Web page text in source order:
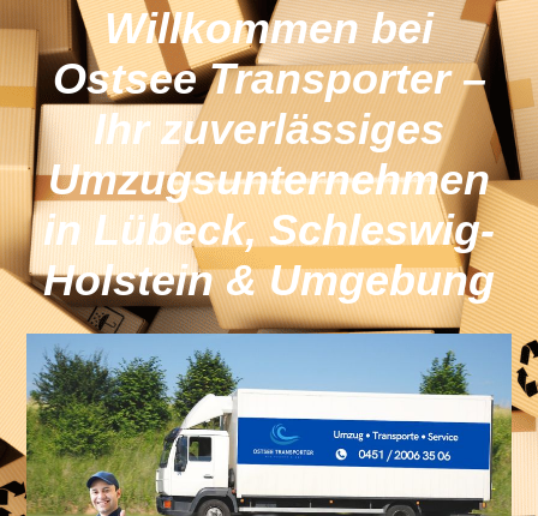
​Willkommen bei
Ostsee Transporter –
Ihr zuverlässiges
Umzugsunternehmen
in Lübeck, Schleswig-
Holstein & Umgebung